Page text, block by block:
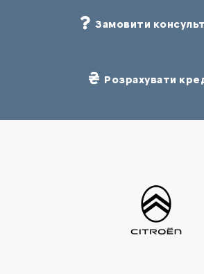
Замовити
Розрахувати